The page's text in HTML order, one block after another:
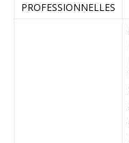
PROFESSIONNELLES